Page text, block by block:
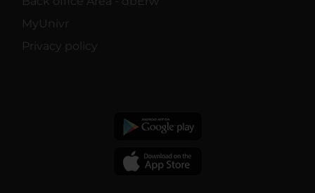
MyUnivr
Privacy policy